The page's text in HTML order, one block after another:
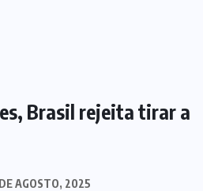
Brasil rejeita tirar a
AGOSTO, 2025